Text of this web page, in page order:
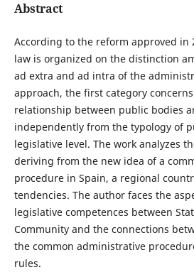
Abstract
According to the reform approved in
law is organized on the distinction
ad extra and ad intra of the
approach, the first category
relationship between public bodies
independently from the typology of
legislative level. The work analyzes
deriving from the new idea of a
procedure in Spain, a regional
tendencies. The author faces the
legislative competences between
Community and the connections
the common administrative
rules.